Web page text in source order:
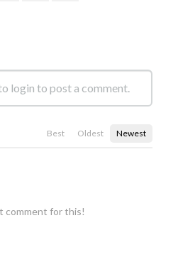
Best Oldest Newest
comment for this!